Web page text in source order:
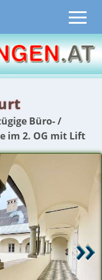
Büro- /
im 2. OG mit Lift